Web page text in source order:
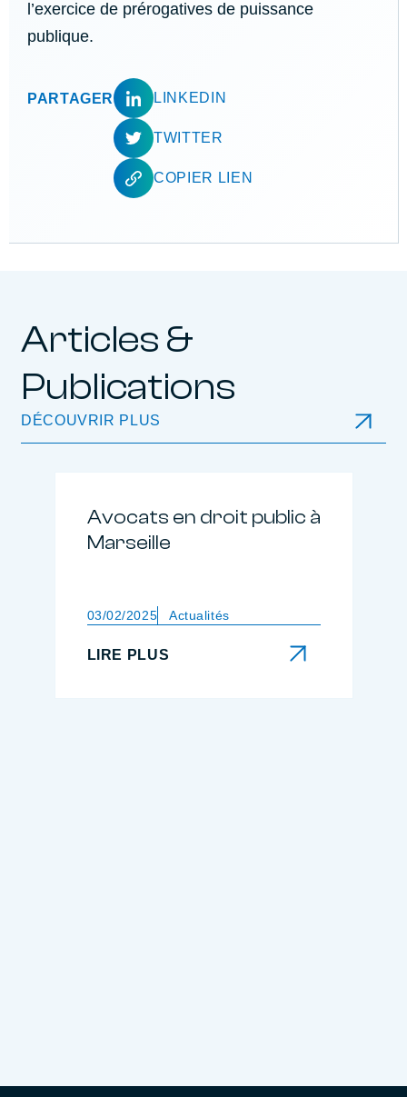
l’exercice de prérogatives de puissance
publique.
PARTAGER LINKEDIN
TWITTER
COPIER LIEN
Articles &
Publications
DÉCOUVRIR PLUS
Avocats en droit public à
Marseille
03/02/2025 Actualités
LIRE PLUS